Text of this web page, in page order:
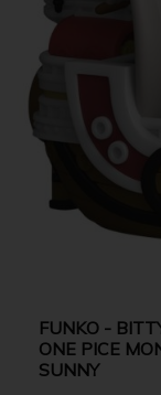
FUNKO -
ONE PICE
SUNNY